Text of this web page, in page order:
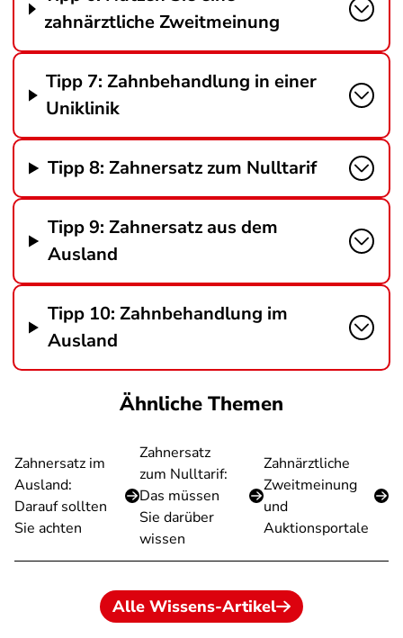
zahnärztliche Zweitmeinung
Tipp 7: Zahnbehandlung in einer
Uniklinik
Tipp 8: Zahnersatz zum Nulltarif
Tipp 9: Zahnersatz aus dem
Ausland
Tipp 10: Zahnbehandlung im
Ausland
Ähnliche Themen
Zahnersatz im
Ausland:
Darauf sollten
Sie achten
Zahnersatz
zum Nulltarif:
Das müssen
Sie darüber
wissen
Zahnärztliche
Zweitmeinung
und
Auktionsportale
Alle Wissens-Artikel